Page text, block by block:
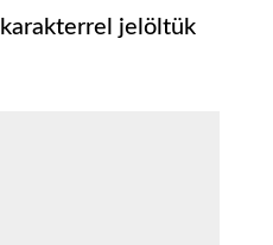
karakterrel jelöltük